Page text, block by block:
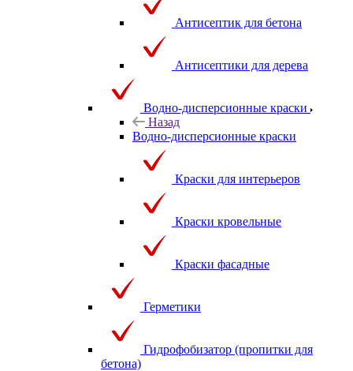
Антисептик для бетона
Антисептики для дерева
Водно-дисперсионные краски
Назад
Водно-дисперсионные краски
Краски для интерьеров
Краски кровельные
Краски фасадные
Герметики
Гидрофобизатор (пропитки для
бетона)